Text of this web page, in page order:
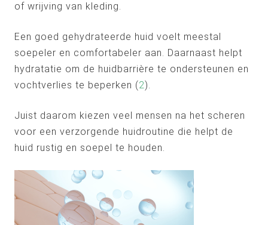
of wrijving van kleding.
Een goed gehydrateerde huid voelt meestal
soepeler en comfortabeler aan. Daarnaast helpt
hydratatie om de huidbarrière te ondersteunen en
vochtverlies te beperken (2).
Juist daarom kiezen veel mensen na het scheren
voor een verzorgende huidroutine die helpt de
huid rustig en soepel te houden.